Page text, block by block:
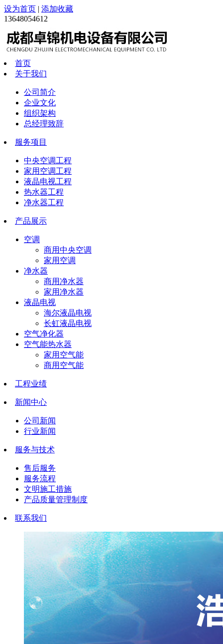
设为首页 | 添加收藏
13648054612
首页
关于我们
公司简介
企业文化
组织架构
总经理致辞
服务项目
中央空调工程
家用空调工程
液晶电视工程
热水器工程
净水器工程
产品展示
空调
商用中央空调
家用空调
净水器
商用净水器
家用净水器
液晶电视
海尔液晶电视
长虹液晶电视
空气净化器
空气能热水器
家用空气能
商用空气能
工程业绩
新闻中心
公司新闻
行业新闻
服务与技术
售后服务
服务流程
文明施工措施
产品质量管理制度
联系我们